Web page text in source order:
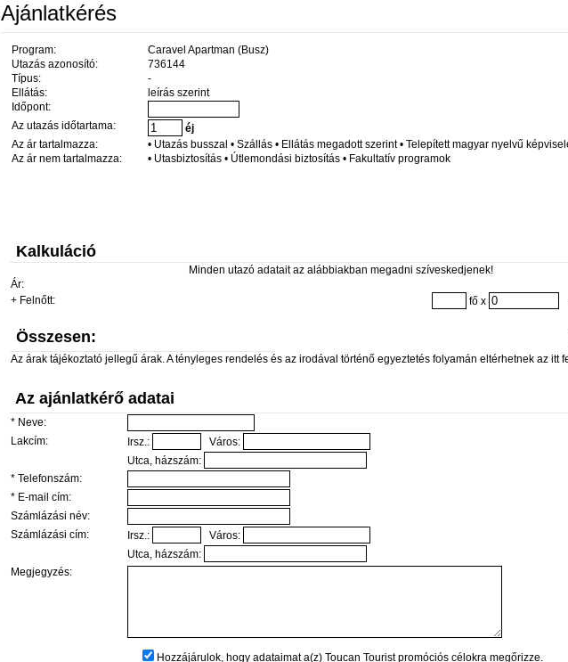
Ajánlatkérés
Program:
Caravel Apartman (Busz)
Utazás azonosító:
736144
Típus:
-
Ellátás:
leírás szerint
Időpont:
Az utazás időtartama:
éj
Az ár tartalmazza:
• Utazás busszal • Szállás • Ellátás megadott szerint • Telepített magyar nyelvű
Az ár nem tartalmazza:
• Utasbiztosítás • Útlemondási biztosítás • Fakultatív programok
Kalkuláció
Minden utazó adatait az alábbiakban megadni szíveskedjenek!
Ár:
+ Felnőtt: fő x
Összesen:
Az árak tájékoztató jellegű árak. A tényleges rendelés és az irodával történő egyeztetés folyamán eltérhetnek az itt
Az ajánlatkérő adatai
* Neve:
Lakcím:
Irsz.:
Város:
Utca, házszám:
* Telefonszám:
* E-mail cím:
Számlázási név:
Számlázási cím:
Irsz.:
Város:
Utca, házszám:
Megjegyzés:
Hozzájárulok, hogy adataimat a(z) Toucan Tourist promóciós célokra megőrizze.